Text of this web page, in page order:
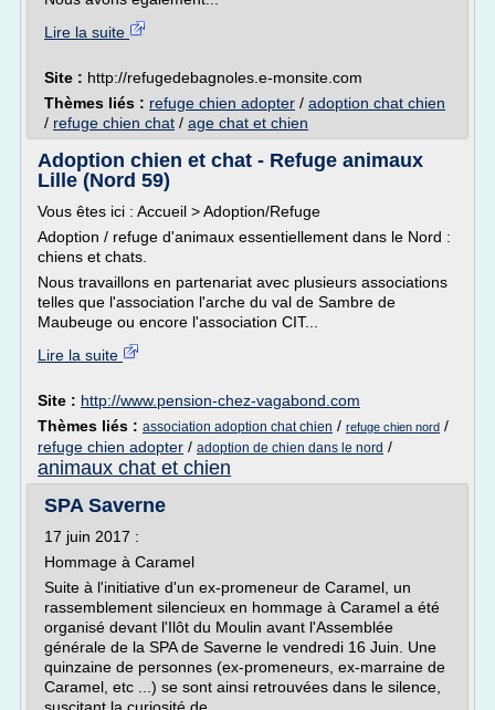
Lire la suite
Site : http://refugedebagnoles.e-monsite.com
Thèmes liés : refuge chien adopter / adoption chat chien
/ refuge chien chat / age chat et chien
Adoption chien et chat - Refuge animaux
Lille (Nord 59)
Vous êtes ici : Accueil > Adoption/Refuge
Adoption / refuge d'animaux essentiellement dans le Nord :
chiens et chats.
Nous travaillons en partenariat avec plusieurs associations
telles que l'association l'arche du val de Sambre de
Maubeuge ou encore l'association CIT...
Lire la suite
Site : http://www.pension-chez-vagabond.com
Thèmes liés : association adoption chat chien / refuge chien nord /
refuge chien adopter / adoption de chien dans le nord /
animaux chat et chien
SPA Saverne
17 juin 2017 :
Hommage à Caramel
Suite à l'initiative d'un ex-promeneur de Caramel, un
rassemblement silencieux en hommage à Caramel a été
organisé devant l'Ilôt du Moulin avant l'Assemblée
générale de la SPA de Saverne le vendredi 16 Juin. Une
quinzaine de personnes (ex-promeneurs, ex-marraine de
Caramel, etc ...) se sont ainsi retrouvées dans le silence,